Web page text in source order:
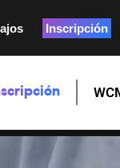
Inscripción